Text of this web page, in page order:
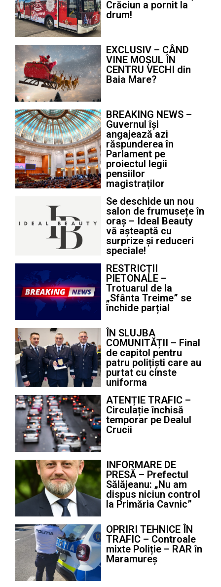
Crăciun a pornit la
drum!
EXCLUSIV – CÂND
VINE MOȘUL ÎN
CENTRU VECHI din
Baia Mare?
BREAKING NEWS –
Guvernul își
angajează azi
răspunderea în
Parlament pe
proiectul legii
pensiilor
magistraților
Se deschide un nou
salon de frumusețe în
oraș – Ideal Beauty
vă așteaptă cu
surprize și reduceri
speciale!
RESTRICȚII
PIETONALE –
Trotuarul de la
„Sfânta Treime” se
închide parțial
ÎN SLUJBA
COMUNITĂȚII – Final
de capitol pentru
patru polițiști care au
purtat cu cinste
uniforma
ATENȚIE TRAFIC –
Circulație închisă
temporar pe Dealul
Crucii
INFORMARE DE
PRESĂ – Prefectul
Sălăjeanu: „Nu am
dispus niciun control
la Primăria Cavnic”
OPRIRI TEHNICE ÎN
TRAFIC – Controale
mixte Poliție – RAR în
Maramureș